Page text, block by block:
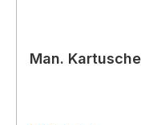
Man.